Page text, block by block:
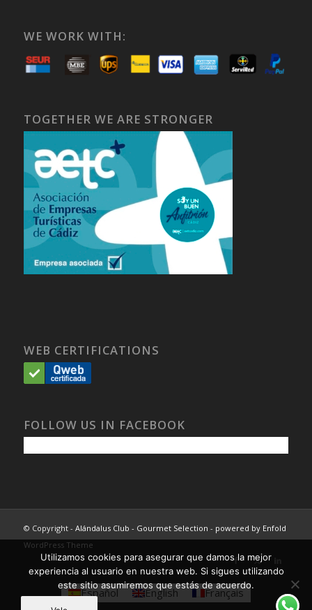
WE WORK WITH:
TOGETHER WE ARE STRONGER
WEB CERTIFICATIONS
FOLLOW US IN FACEBOOK
© Copyright - Alándalus Club - Gourmet Selection - powered by Enfold
WordPress Theme
Español English Français
Utilizamos cookies para asegurar que damos la mejor
experiencia al usuario en nuestra web. Si sigues utilizando
este sitio asumiremos que estás de acuerdo.